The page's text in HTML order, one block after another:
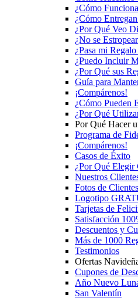
¿Cómo
¿Cómo
¿Por Qué Veo
¿No se
¿Pasa mi
¿Puedo Incluir
¿Por Qué sus
Guía para
¡Compárenos!
¿Cómo Pueden
¿Por Qué
Por Qué Hacer
Programa de
¡Compárenos!
Casos de Éxito
¿Por Qué
Nuestros
Fotos de
Logotipo
Tarjetas de
Satisfacción
Descuentos y
Más de 1000
Testimonios
Ofertas
Cupones de
Año Nuevo
San Valentín